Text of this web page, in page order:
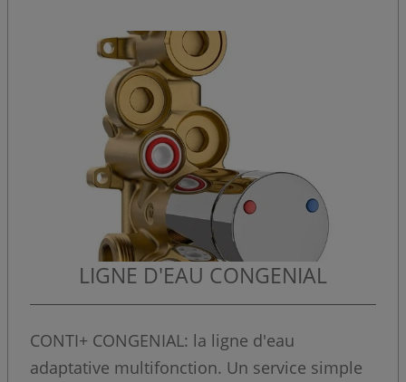
LIGNE D'EAU CONGENIAL
CONTI+ CONGENIAL: la ligne d'eau
adaptative multifonction. Un service simple